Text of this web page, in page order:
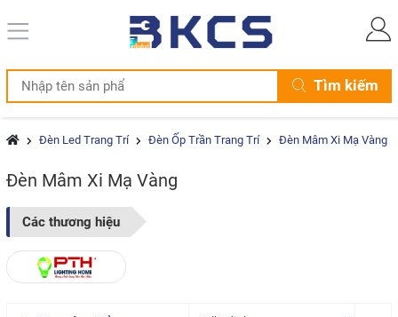
Tìm kiếm
Đèn Led Trang Trí Đèn Ốp Trần Trang Trí Đèn Mâm Xi Mạ Vàng
Đèn Mâm Xi Mạ Vàng
Các thương hiệu